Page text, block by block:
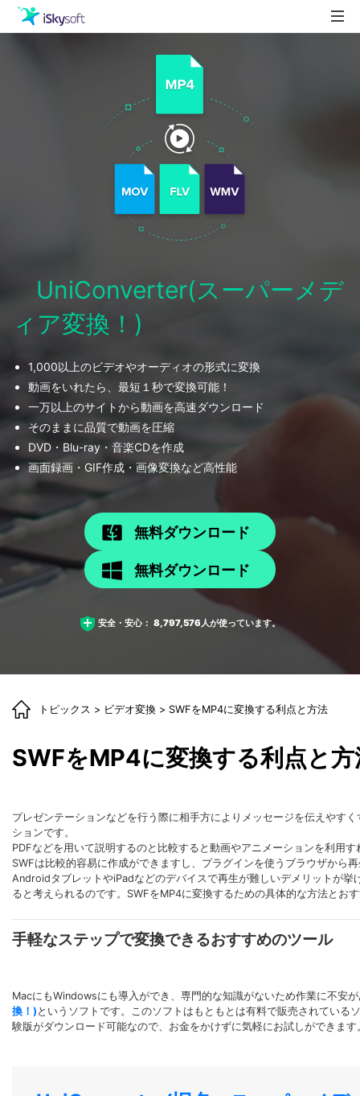
UniConverter(スーパーメデ
ィア変換！)
1,000以上のビデオやオーディオの形式に変換
動画をいれたら、最短１秒で変換可能！
一万以上のサイトから動画を高速ダウンロード
そのままに品質で動画を圧縮
DVD・Blu-ray・音楽CDを作成
画面録画・GIF作成・画像変換など高性能
無料ダウンロード
無料ダウンロード
安全・安心： 8,797,576人が使っています。
トピックス > ビデオ変換 > SWFをMP4に変換する利点と方法
SWFをMP4に変換する利点と方
プレゼンテーションなどを行う際に相手方によりメッセージを伝えやす
ションです。
PDFなどを用いて説明するのと比較すると動画やアニメーションを利用
SWFは比較的容易に作成ができますし、プラグインを使うブラウザから
AndroidタブレットやiPadなどのデバイスで再生が難しいデメリットが
ると考えられるのです。SWFをMP4に変換するための具体的な方法とお
手軽なステップで変換できるおすすめのツール
MacにもWindowsにも導入ができ、専門的な知識がないため作業に不安
換！) というソフトです。このソフトはもともとは有料で販売されてい
験版がダウンロード可能なので、お金をかけずに気軽にお試しができま